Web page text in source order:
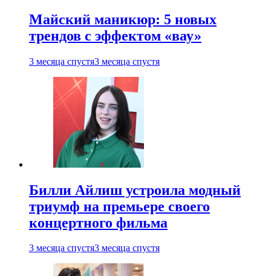
Майский маникюр: 5 новых
трендов с эффектом «вау»
3 месяца спустя3 месяца спустя
Билли Айлиш устроила модный
триумф на премьере своего
концертного фильма
3 месяца спустя3 месяца спустя